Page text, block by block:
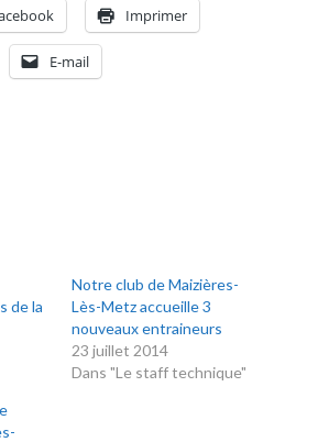
Imprimer
E-mail
de la
Notre club de Maizières-
Lès-Metz accueille 3
nouveaux entraineurs
23 juillet 2014
Dans "Le staff technique"